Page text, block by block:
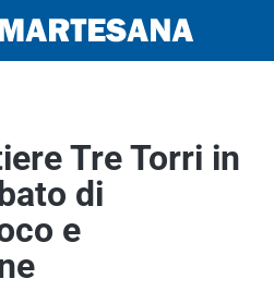
Tre Torri in
di
e